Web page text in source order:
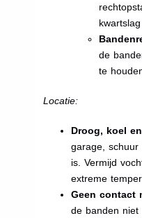
de
te
Locatie:
Droog, koel
garage,
is. Vermijd
extreme
Geen contact
de banden niet